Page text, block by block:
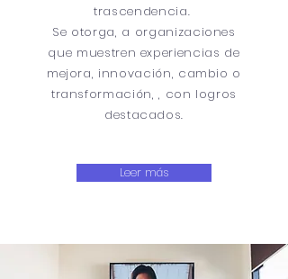
trascendencia.
Se otorga, a organizaciones
que muestren experiencias de
mejora, innovación, cambio o
transformación, , con logros
destacados.
Leer más